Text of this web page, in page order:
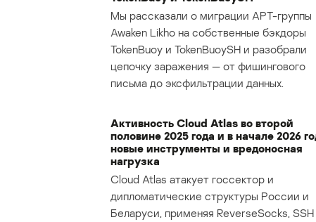
Мы рассказали о миграции APT-группы
Awaken Likho на собственные бэкдоры
TokenBuoy и TokenBuoySH и разобрали
цепочку заражения — от фишингового
письма до эксфильтрации данных.
Активность Cloud Atlas во второй
половине 2025 года и в начале 2026
новые инструменты и вредоносная
нагрузка
Cloud Atlas атакует госсектор и
дипломатические структуры России и
Беларуси, применяя ReverseSocks,